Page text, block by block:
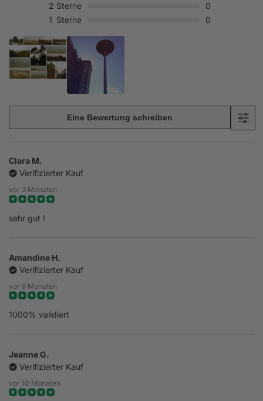
2 Sterne
0
1 Sterne 0
Eine Bewertung schreiben
Clara M.
Verifizierter Kauf
vor 3 Monaten
sehr gut !
Amandine H.
Verifizierter Kauf
vor 8 Monaten
1000% validiert
Jeanne G.
Verifizierter Kauf
vor 10 Monaten